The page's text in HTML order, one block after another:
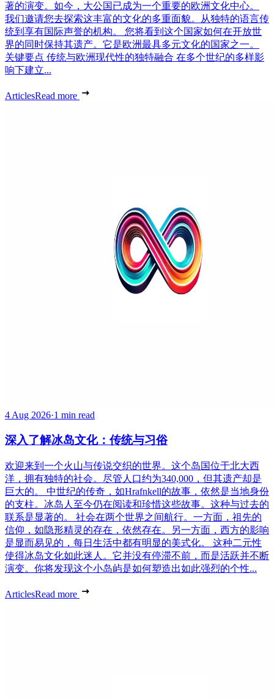
著的演变。如今，大公国已成为一个重要的欧洲文化中心。
我们邀请您去探索这丰富的文化的多重面貌。从独特的语言传
统到享有国际声誉的机构。 您将看到这个国家如何在开放世
界的同时保持其遗产。它是欧洲最具多元文化的国家之一。
关键要点 传统与欧洲现代性的独特融合 在多个世纪的多样影
响下建立...
ArticlesRead more
4 Aug 2026·1 min read
深入了解冰岛文化：传统与习俗
欢迎来到一个火山与传说交织的世界。这个岛国位于北大西
洋，拥有独特的社会。尽管人口约为340,000，但其遗产却是
巨大的。 中世纪的传奇，如Hrafnkell的故事，依然是当地身份
的支柱。冰岛人至今仍在阅读和珍惜这些故事。这种与过去的
联系是显著的。 社会在两个世界之间航行。一方面，祖先的
信仰，如隐形精灵的存在，依然存在。另一方面，西方的影响
是显而易见的，每日生活中都有明显的美式化。 这种二元性
使得冰岛文化如此迷人。它并没有停滞不前，而是活跃并不断
演变。你将发现这个小岛屿是如何塑造出如此强烈的个性...
ArticlesRead more